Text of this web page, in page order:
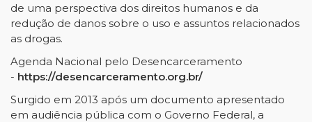
de uma perspectiva dos direitos humanos e da
redução de danos sobre o uso e assuntos relacionados
as drogas.
Agenda Nacional pelo Desencarceramento
- https://desencarceramento.org.br/
Surgido em 2013 após um documento apresentado
em audiência pública com o Governo Federal, a